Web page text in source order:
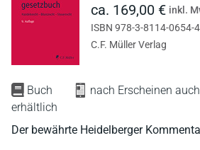
Buch
nach Erscheinen
erhältlich
Der bewährte Heidelberger
ca. 169,00 € inkl.
ISBN 978-3-8114-0654-4
C.F. Müller Verlag